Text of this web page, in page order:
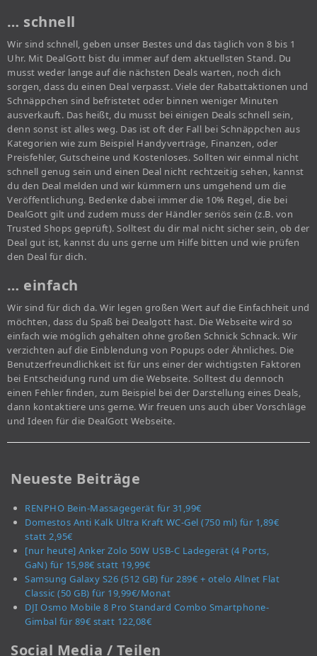
… schnell
Wir sind schnell, geben unser Bestes und das täglich von 8 bis 1
Uhr. Mit DealGott bist du immer auf dem aktuellsten Stand. Du
musst weder lange auf die nächsten Deals warten, noch dich
sorgen, dass du einen Deal verpasst. Viele der Rabattaktionen und
Schnäppchen sind befristetet oder binnen weniger Minuten
ausverkauft. Das heißt, du musst bei einigen Deals schnell sein,
denn sonst ist alles weg. Das ist oft der Fall bei Schnäppchen aus
Kategorien wie zum Beispiel Handyverträge, Finanzen, oder
Preisfehler, Gutscheine und Kostenloses. Sollten wir einmal nicht
schnell genug sein und einen Deal nicht rechtzeitig sehen, kannst
du den Deal melden und wir kümmern uns umgehend um die
Veröffentlichung. Bedenke dabei immer die 10% Regel, die bei
DealGott gilt und zudem muss der Händler seriös sein (z.B. von
Trusted Shops geprüft). Solltest du dir mal nicht sicher sein, ob der
Deal gut ist, kannst du uns gerne um Hilfe bitten und wie prüfen
den Deal für dich.
… einfach
Wir sind für dich da. Wir legen großen Wert auf die Einfachheit und
möchten, dass du Spaß bei Dealgott hast. Die Webseite wird so
einfach wie möglich gehalten ohne großen Schnick Schnack. Wir
verzichten auf die Einblendung von Popups oder Ähnliches. Die
Benutzerfreundlichkeit ist für uns einer der wichtigsten Faktoren
bei Entscheidung rund um die Webseite. Solltest du dennoch
einen Fehler finden, zum Beispiel bei der Darstellung eines Deals,
dann kontaktiere uns gerne. Wir freuen uns auch über Vorschläge
und Ideen für die DealGott Webseite.
Neueste Beiträge
RENPHO Bein-Massagegerät für 31,99€
Domestos Anti Kalk Ultra Kraft WC-Gel (750 ml) für 1,89€
statt 2,95€
[nur heute] Anker Zolo 50W USB-C Ladegerät (4 Ports,
GaN) für 15,98€ statt 19,99€
Samsung Galaxy S26 (512 GB) für 289€ + otelo Allnet Flat
Classic (50 GB) für 19,99€/Monat
DJI Osmo Mobile 8 Pro Standard Combo Smartphone-
Gimbal für 89€ statt 122,08€
Social Media / Teilen